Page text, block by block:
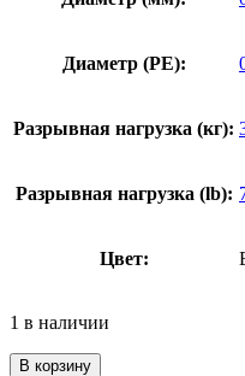
Диаметр (PE):
Разрывная нагрузка (кг):
Разрывная нагрузка (lb):
Цвет:
1 в наличии
В корзину